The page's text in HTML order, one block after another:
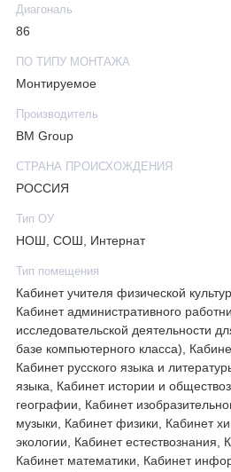
Диагональ
86
ПО ТИПУ МОНТАЖА
Монтируемое
Производитель
BM Group
СТРАНА ПРОИСХОЖДЕНИЯ
РОССИЯ
Тип ОУ
НОШ, СОШ, Интернат
Тип помещения
Кабинет учителя физической
Кабинет административного
исследовательской деятельности
базе компьютерного класса),
Кабинет русского языка и
языка, Кабинет истории и
географии, Кабинет
музыки, Кабинет физики, Кабинет
экологии, Кабинет естествознания,
Кабинет математики, Кабинет